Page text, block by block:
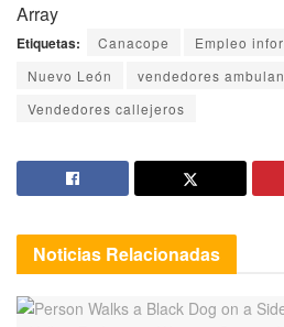
Array
Etiquetas: Canacope Empleo
Nuevo León
vendedores
Vendedores callejeros
Noticias Relacionadas